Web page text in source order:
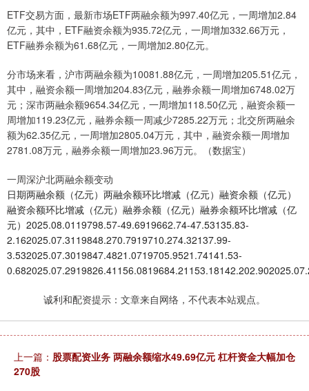
ETF交易方面，最新市场ETF两融余额为997.40亿元，一周增加2.84
亿元，其中，ETF融资余额为935.72亿元，一周增加332.66万元，
ETF融券余额为61.68亿元，一周增加2.80亿元。
分市场来看，沪市两融余额为10081.88亿元，一周增加205.51亿元，
其中，融资余额一周增加204.83亿元，融券余额一周增加6748.02万
元；深市两融余额9654.34亿元，一周增加118.50亿元，融资余额一
周增加119.23亿元，融券余额一周减少7285.22万元；北交所两融余
额为62.35亿元，一周增加2805.04万元，其中，融资余额一周增加
2781.08万元，融券余额一周增加23.96万元。（数据宝）
一周深沪北两融余额变动
日期两融余额（亿元）两融余额环比增减（亿元）融资余额（亿元）
融资余额环比增减（亿元）融券余额（亿元）融券余额环比增减（亿
元）2025.08.0119798.57-49.6919662.74-47.53135.83-
2.162025.07.3119848.270.7919710.274.32137.99-
3.532025.07.3019847.4821.0719705.9521.74141.53-
诚利和配资提示：文章来自网络，不代表本站观点。
上一篇： 股票配资业务 两融余额缩水49.69亿元 杠杆资金大幅加仓
270股